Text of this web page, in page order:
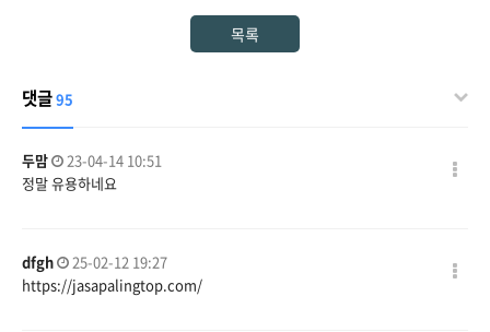
목록
댓글95
두맘
23-04-14 10:51
정말 유용하네요
dfgh
25-02-12 19:27
https://jasapalingtop.com/